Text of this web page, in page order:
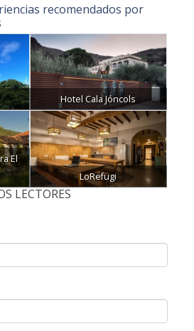
recomendados por
Hotel Cala Jóncols
El
LoRefugi
LECTORES